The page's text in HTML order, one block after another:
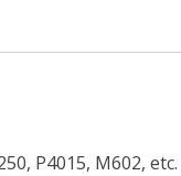
P4015, M602, etc.